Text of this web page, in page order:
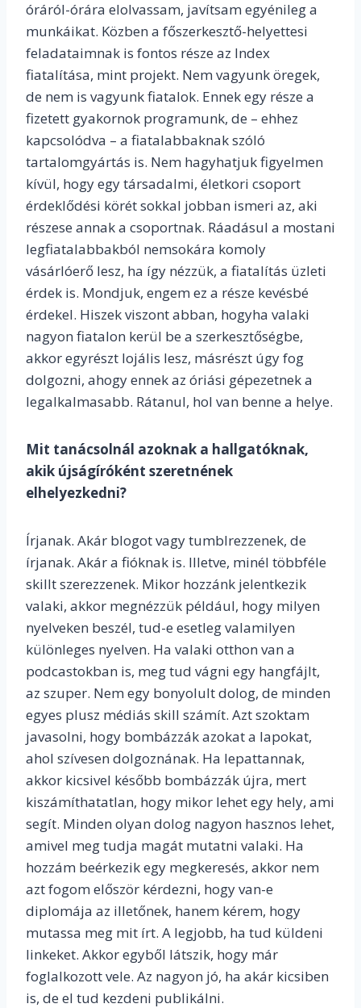
óráról-órára elolvassam, javítsam egyénileg a
munkáikat. Közben a főszerkesztő-helyettesi
feladataimnak is fontos része az Index
fiatalítása, mint projekt. Nem vagyunk öregek,
de nem is vagyunk fiatalok. Ennek egy része a
fizetett gyakornok programunk, de – ehhez
kapcsolódva – a fiatalabbaknak szóló
tartalomgyártás is. Nem hagyhatjuk figyelmen
kívül, hogy egy társadalmi, életkori csoport
érdeklődési körét sokkal jobban ismeri az, aki
részese annak a csoportnak. Ráadásul a mostani
legfiatalabbakból nemsokára komoly
vásárlóerő lesz, ha így nézzük, a fiatalítás üzleti
érdek is. Mondjuk, engem ez a része kevésbé
érdekel. Hiszek viszont abban, hogyha valaki
nagyon fiatalon kerül be a szerkesztőségbe,
akkor egyrészt lojális lesz, másrészt úgy fog
dolgozni, ahogy ennek az óriási gépezetnek a
legalkalmasabb. Rátanul, hol van benne a helye.
Mit tanácsolnál azoknak a hallgatóknak,
akik újságíróként szeretnének
elhelyezkedni?
Írjanak. Akár blogot vagy tumblrezzenek, de
írjanak. Akár a fióknak is. Illetve, minél többféle
skillt szerezzenek. Mikor hozzánk jelentkezik
valaki, akkor megnézzük például, hogy milyen
nyelveken beszél, tud-e esetleg valamilyen
különleges nyelven. Ha valaki otthon van a
podcastokban is, meg tud vágni egy hangfájlt,
az szuper. Nem egy bonyolult dolog, de minden
egyes plusz médiás skill számít. Azt szoktam
javasolni, hogy bombázzák azokat a lapokat,
ahol szívesen dolgoznának. Ha lepattannak,
akkor kicsivel később bombázzák újra, mert
kiszámíthatatlan, hogy mikor lehet egy hely, ami
segít. Minden olyan dolog nagyon hasznos lehet,
amivel meg tudja magát mutatni valaki. Ha
hozzám beérkezik egy megkeresés, akkor nem
azt fogom először kérdezni, hogy van-e
diplomája az illetőnek, hanem kérem, hogy
mutassa meg mit írt. A legjobb, ha tud küldeni
linkeket. Akkor egyből látszik, hogy már
foglalkozott vele. Az nagyon jó, ha akár kicsiben
is, de el tud kezdeni publikálni.